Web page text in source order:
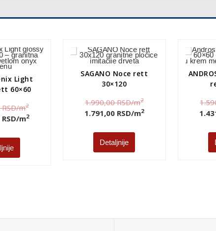
Light
60×60
RSD/m2
RSD/m2
SAGANO Noce rett
30×120
1.990,00RSD/m2
1.791,00 RSD/m2
Detaljnije